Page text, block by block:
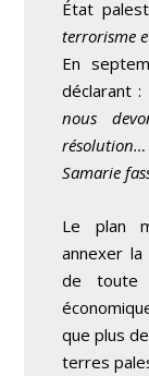
État
terrorisme
En
déclarant
nous
Samarie
Le plan
annexer
de toute
que plus
terres